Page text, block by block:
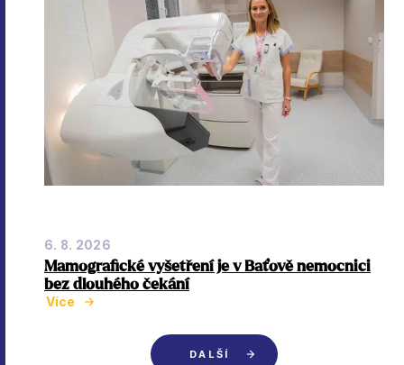
6. 8. 2026
Mamografické vyšetření je v Baťově nemocnici
bez dlouhého čekání
Více
DALŠÍ